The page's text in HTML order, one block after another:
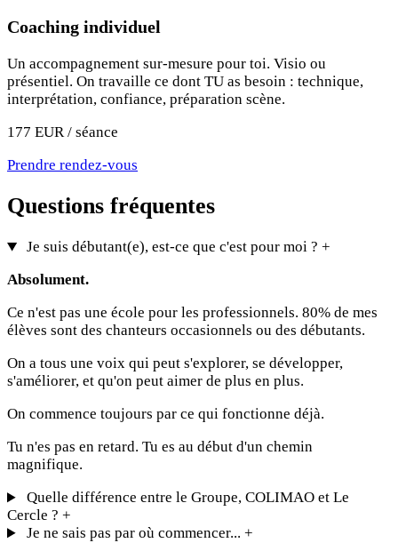
Coaching individuel
Un accompagnement sur-mesure pour toi. Visio ou
présentiel. On travaille ce dont TU as besoin : technique,
interprétation, confiance, préparation scène.
177 EUR / séance
Prendre rendez-vous
Questions fréquentes
Je suis débutant(e), est-ce que c'est pour moi ?+
Absolument.
Ce n'est pas une école pour les professionnels. 80% de mes
élèves sont des chanteurs occasionnels ou des débutants.
On a tous une voix qui peut s'explorer, se développer,
s'améliorer, et qu'on peut aimer de plus en plus.
On commence toujours par ce qui fonctionne déjà.
Tu n'es pas en retard. Tu es au début d'un chemin
magnifique.
Quelle différence entre le Groupe, COLIMAO et Le
Cercle ? +
Je ne sais pas par où commencer...+